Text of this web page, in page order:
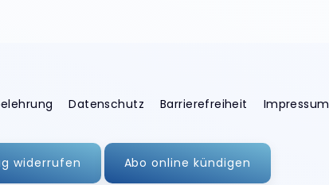
Datenschutz Barrierefreiheit Impressum
widerrufen Abo online kündigen